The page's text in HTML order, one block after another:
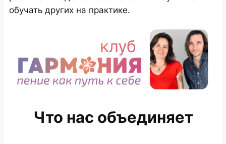
обучать других на практике.
Что нас объединяет